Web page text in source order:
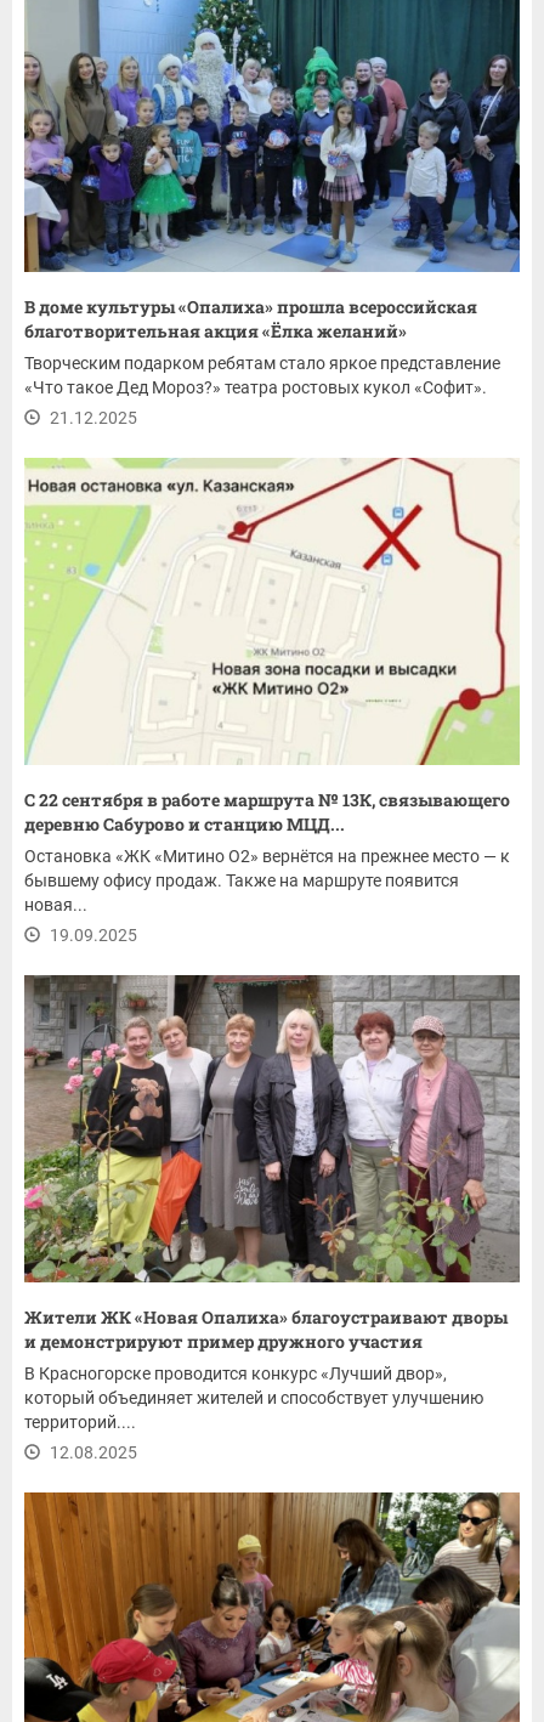
В доме культуры «Опалиха» прошла всероссийская
благотворительная акция «Ёлка желаний»
Творческим подарком ребятам стало яркое представление
«Что такое Дед Мороз?» театра ростовых кукол «Софит».
21.12.2025
С 22 сентября в работе маршрута № 13К, связывающего
деревню Сабурово и станцию МЦД...
Остановка «ЖК «Митино О2» вернётся на прежнее место — к
бывшему офису продаж. Также на маршруте появится
новая...
19.09.2025
Жители ЖК «Новая Опалиха» благоустраивают дворы
и демонстрируют пример дружного участия
В Красногорске проводится конкурс «Лучший двор»,
который объединяет жителей и способствует улучшению
территорий....
12.08.2025